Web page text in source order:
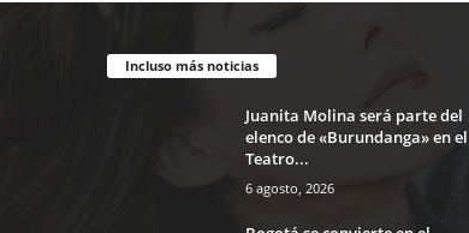
Incluso más noticias
Juanita Molina será parte del
elenco de «Burundanga» en el
Teatro...
6 agosto, 2026